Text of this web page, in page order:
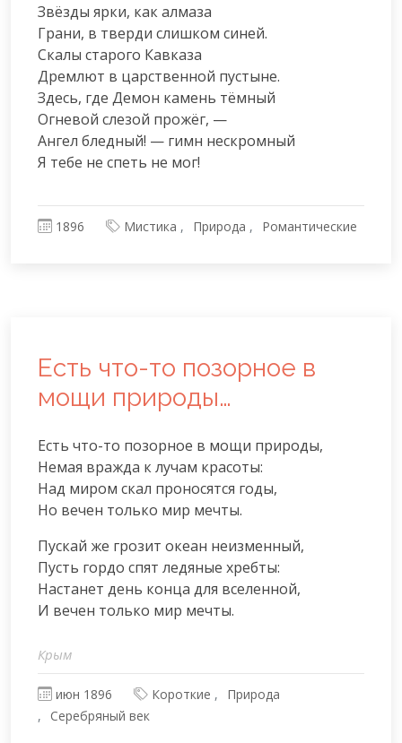
Звёзды ярки, как алмаза
Грани, в тверди слишком синей.
Скалы старого Кавказа
Дремлют в царственной пустыне.
Здесь, где Демон камень тёмный
Огневой слезой прожёг, —
Ангел бледный! — гимн нескромный
Я тебе не спеть не мог!
1896 Мистика Природа Романтические
Есть что-то позорное в
мощи природы…
Есть что-то позорное в мощи природы,
Немая вражда к лучам красоты:
Над миром скал проносятся годы,
Но вечен только мир мечты.
Пускай же грозит океан неизменный,
Пусть гордо спят ледяные хребты:
Настанет день конца для вселенной,
И вечен только мир мечты.
Крым
июн 1896 Короткие
Природа
Серебряный век